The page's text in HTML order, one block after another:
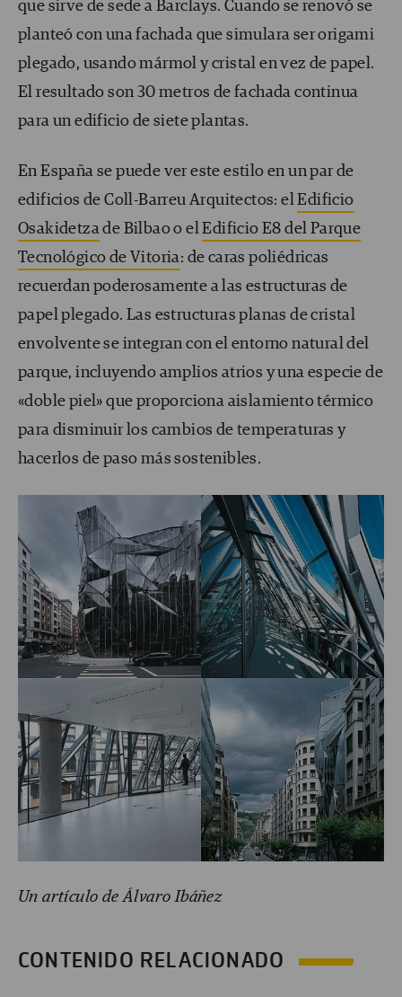
que sirve de sede a Barclays. Cuando se renovó se
planteó con una fachada que simulara ser origami
plegado, usando mármol y cristal en vez de papel.
El resultado son 30 metros de fachada continua
para un edificio de siete plantas.
En España se puede ver este estilo en un par de
edificios de Coll-Barreu Arquitectos: elEdificio
Osakidetzade Bilbao o elEdificio E8 del Parque
Tecnológico de Vitoria: de caras poliédricas
recuerdan poderosamente a las estructuras de
papel plegado. Las estructuras planas de cristal
envolvente se integran con el entorno natural del
parque, incluyendo amplios atrios y una especie de
«doble piel» que proporciona aislamiento térmico
para disminuir los cambios de temperaturas y
hacerlos de paso más sostenibles.
Un artículo de Álvaro Ibáñez
CONTENIDO RELACIONADO